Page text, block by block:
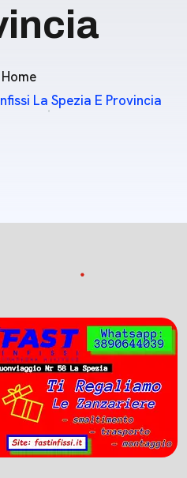
Home
La Spezia E Provincia